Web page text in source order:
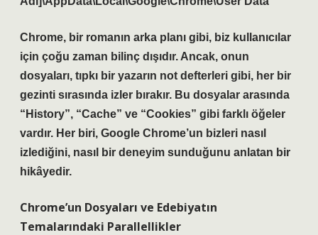
Chrome, bir romanın arka planı gibi, biz kullanıcılar
için çoğu zaman bilinç dışıdır. Ancak, onun
dosyaları, tıpkı bir yazarın not defterleri gibi, her bir
gezinti sırasında izler bırakır. Bu dosyalar arasında
“History”, “Cache” ve “Cookies” gibi farklı öğeler
vardır. Her biri, Google Chrome’un bizleri nasıl
izlediğini, nasıl bir deneyim sunduğunu anlatan bir
hikâyedir.
Chrome’un Dosyaları ve Edebiyatın
Temalarındaki Parallellikler